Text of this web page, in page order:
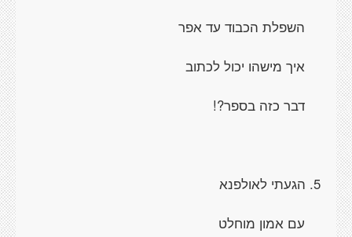
השפלת הכבוד עד אפר
איך מישהו יכול לכתוב
דבר כזה בספר?!
5. הגעתי לאולפנא
עם אמון מוחלט